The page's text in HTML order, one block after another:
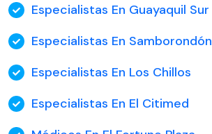
Especialistas En Guayaquil Sur
Especialistas En Samborondón
Especialistas En Los Chillos
Especialistas En El Citimed